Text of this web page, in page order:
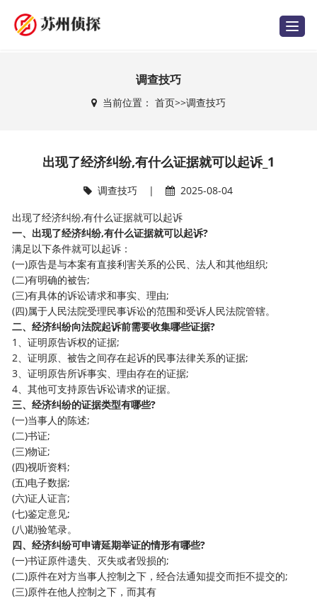
T
o
调查技巧
当前位置： 首页>>调查技巧
出现了经济纠纷,有什么证据就可以起诉_1
调查技巧 |
2025-08-04
出现了经济纠纷,有什么证据就可以起诉
一、出现了经济纠纷,有什么证据就可以起诉?
满足以下条件就可以起诉：
(一)原告是与本案有直接利害关系的公民、法人和其他组织;
(二)有明确的被告;
(三)有具体的诉讼请求和事实、理由;
(四)属于人民法院受理民事诉讼的范围和受诉人民法院管辖。
二、经济纠纷向法院起诉前需要收集哪些证据?
1、证明原告诉权的证据;
2、证明原、被告之间存在起诉的民事法律关系的证据;
3、证明原告所诉事实、理由存在的证据;
4、其他可支持原告诉讼请求的证据。
三、经济纠纷的证据类型有哪些?
(一)当事人的陈述;
(二)书证;
(三)物证;
(四)视听资料;
(五)电子数据;
(六)证人证言;
(七)鉴定意见;
(八)勘验笔录。
四、经济纠纷可申请延期举证的情形有哪些?
(一)书证原件遗失、灭失或者毁损的;
(二)原件在对方当事人控制之下，经合法通知提交而拒不提交的;
(三)原件在他人控制之下，而其有